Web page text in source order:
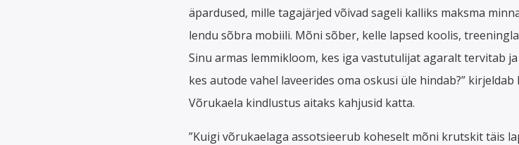
äpardused, mille tagajärjed võivad sageli kalliks maksma
lendu sõbra mobiili. Mõni sõber, kelle lapsed koolis,
Sinu armas lemmikloom, kes iga vastutulijat agaralt tervitab
kes autode vahel laveerides oma oskusi üle hindab?”
Võrukaela kindlustus aitaks kahjusid katta.
”Kuigi võrukaelaga assotsieerub koheselt mõni krutskit täis